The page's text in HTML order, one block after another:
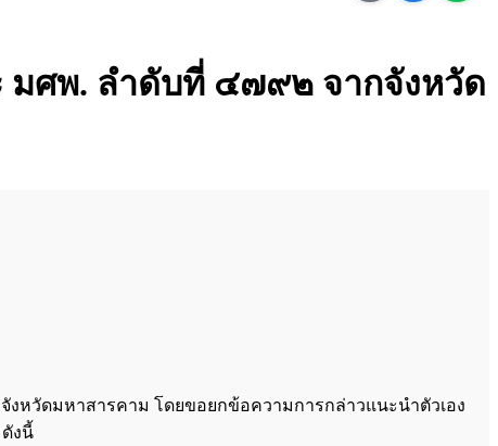
มศพ. ลำดับที่ ๔๗๙๒ จากจังหวัด
วัดมหาสารคาม โดยขอยกข้อความการกล่าวแนะนำตัวเอง
งนี้